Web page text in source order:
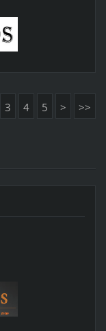
3 4 5 > >>